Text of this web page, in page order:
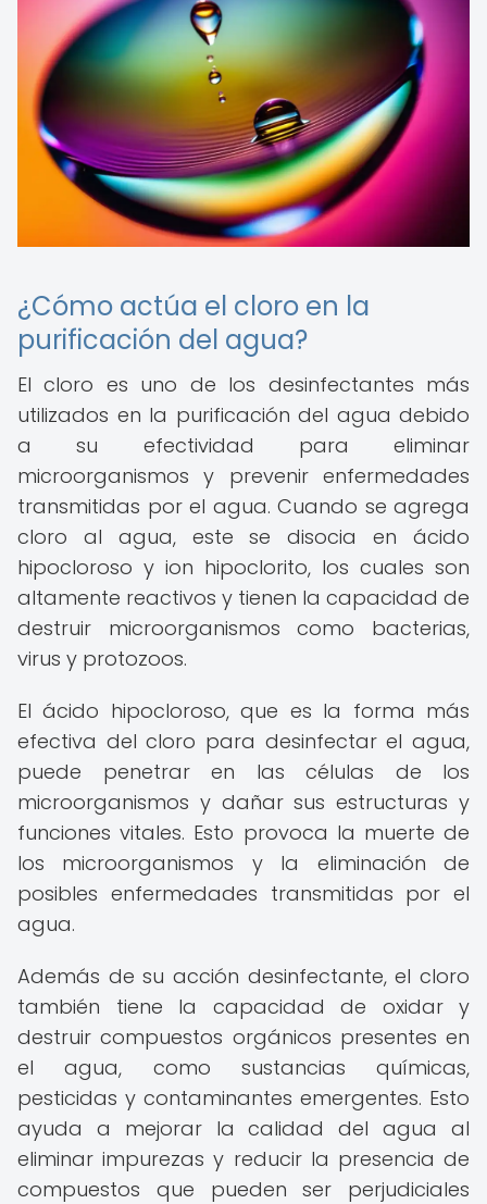
¿Cómo actúa el cloro en la
purificación del agua?
El cloro es uno de los desinfectantes más
utilizados en la purificación del agua debido
a su efectividad para eliminar
microorganismos y prevenir enfermedades
transmitidas por el agua. Cuando se agrega
cloro al agua, este se disocia en ácido
hipocloroso y ion hipoclorito, los cuales son
altamente reactivos y tienen la capacidad de
destruir microorganismos como bacterias,
virus y protozoos.
El ácido hipocloroso, que es la forma más
efectiva del cloro para desinfectar el agua,
puede penetrar en las células de los
microorganismos y dañar sus estructuras y
funciones vitales. Esto provoca la muerte de
los microorganismos y la eliminación de
posibles enfermedades transmitidas por el
agua.
Además de su acción desinfectante, el cloro
también tiene la capacidad de oxidar y
destruir compuestos orgánicos presentes en
el agua, como sustancias químicas,
pesticidas y contaminantes emergentes. Esto
ayuda a mejorar la calidad del agua al
eliminar impurezas y reducir la presencia de
compuestos que pueden ser perjudiciales